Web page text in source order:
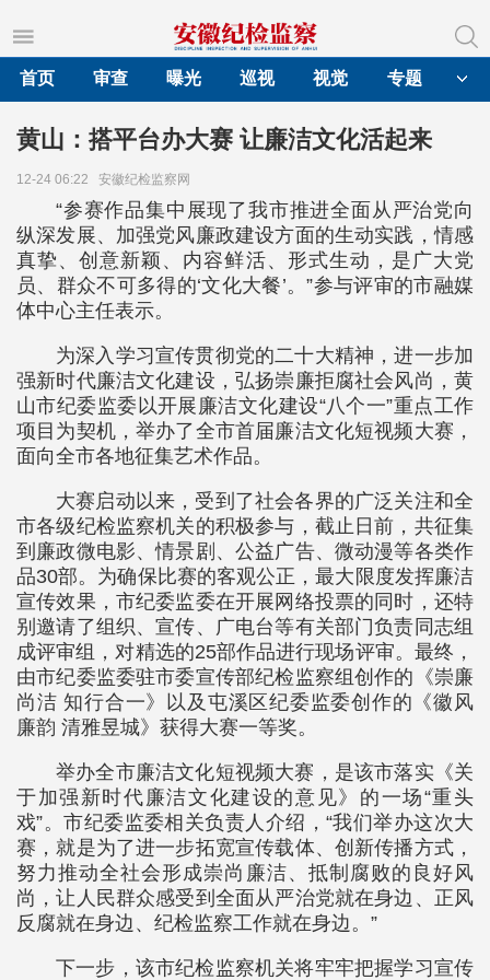
首页
审查 曝光 巡视 视觉 专题
黄山：搭平台办大赛 让廉洁文化活起来
12-24 06:22 安徽纪检监察网
“参赛作品集中展现了我市推进全面从严治党向
纵深发展、加强党风廉政建设方面的生动实践，情感
真挚、创意新颖、内容鲜活、形式生动，是广大党
员、群众不可多得的‘文化大餐’。”参与评审的市融媒
体中心主任表示。
为深入学习宣传贯彻党的二十大精神，进一步加
强新时代廉洁文化建设，弘扬崇廉拒腐社会风尚，黄
山市纪委监委以开展廉洁文化建设“八个一”重点工作
项目为契机，举办了全市首届廉洁文化短视频大赛，
面向全市各地征集艺术作品。
大赛启动以来，受到了社会各界的广泛关注和全
市各级纪检监察机关的积极参与，截止日前，共征集
到廉政微电影、情景剧、公益广告、微动漫等各类作
品30部。为确保比赛的客观公正，最大限度发挥廉洁
宣传效果，市纪委监委在开展网络投票的同时，还特
别邀请了组织、宣传、广电台等有关部门负责同志组
成评审组，对精选的25部作品进行现场评审。最终，
由市纪委监委驻市委宣传部纪检监察组创作的《崇廉
尚洁 知行合一》以及屯溪区纪委监委创作的《徽风
廉韵 清雅昱城》获得大赛一等奖。
举办全市廉洁文化短视频大赛，是该市落实《关
于加强新时代廉洁文化建设的意见》的一场“重头
戏”。市纪委监委相关负责人介绍，“我们举办这次大
赛，就是为了进一步拓宽宣传载体、创新传播方式，
努力推动全社会形成崇尚廉洁、抵制腐败的良好风
尚，让人民群众感受到全面从严治党就在身边、正风
反腐就在身边、纪检监察工作就在身边。”
下一步，该市纪检监察机关将牢牢把握学习宣传